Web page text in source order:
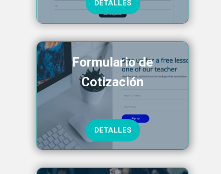
DETALLES
Formulario de
Cotización
DETALLES